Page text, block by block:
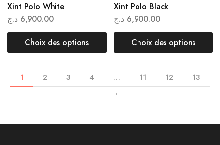
Xint Polo White
6,900.00 د.ج
Choix des options
Xint Polo Black
6,900.00 د.ج
Choix des options
1 2 3 4 … 11 12
13
→